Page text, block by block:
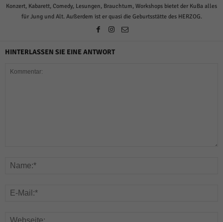
Konzert, Kabarett, Comedy, Lesungen, Brauchtum, Workshops bietet der KuBa alles
für Jung und Alt. Außerdem ist er quasi die Geburtsstätte des HERZOG.
HINTERLASSEN SIE EINE ANTWORT